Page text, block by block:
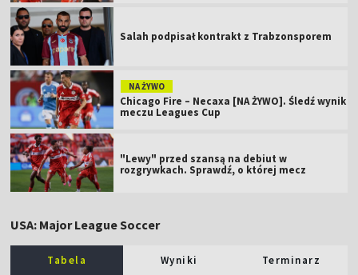
Salah podpisał kontrakt z Trabzonsporem
NA ŻYWO
Chicago Fire – Necaxa [NA ŻYWO]. Śledź wynik
meczu Leagues Cup
"Lewy" przed szansą na debiut w
rozgrywkach. Sprawdź, o której mecz
USA: Major League Soccer
Tabela Wyniki Terminarz